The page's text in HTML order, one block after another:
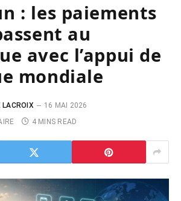
: les paiements
au
avec l’appui de
mondiale
LACROIX
16 MAI 2026
4 MINS READ